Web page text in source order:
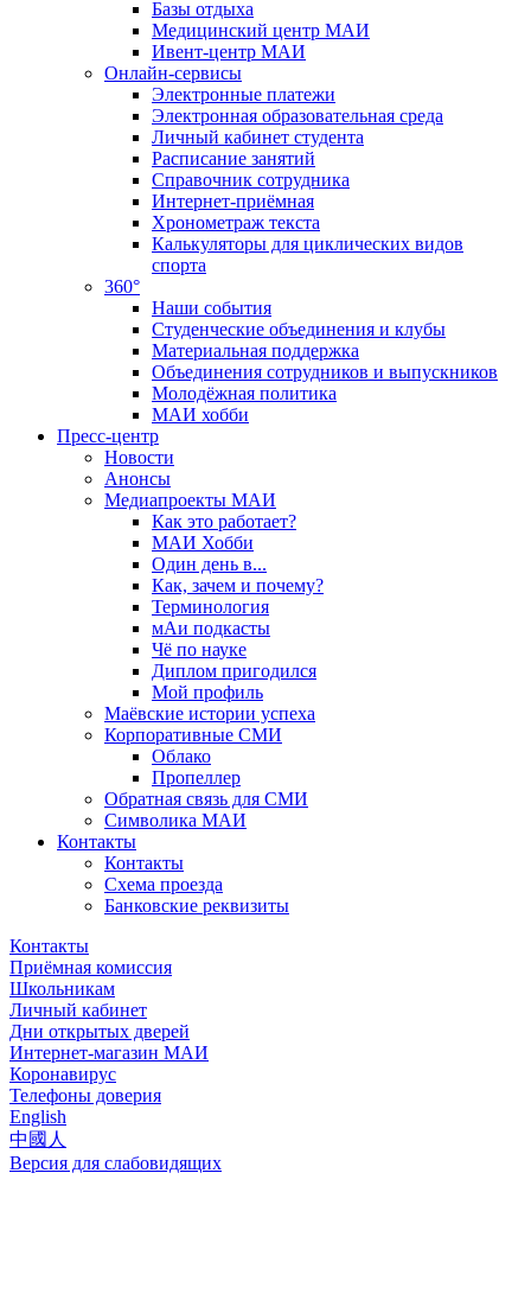
Базы отдыха
Медицинский центр МАИ
Ивент-центр МАИ
Онлайн-сервисы
Электронные платежи
Электронная образовательная среда
Личный кабинет студента
Расписание занятий
Справочник сотрудника
Интернет-приёмная
Хронометраж текста
Калькуляторы для циклических видов
спорта
360°
Наши события
Студенческие объединения и клубы
Материальная поддержка
Объединения сотрудников и выпускников
Молодёжная политика
МАИ хобби
Пресс-центр
Новости
Анонсы
Медиапроекты МАИ
Как это работает?
МАИ Хобби
Один день в...
Как, зачем и почему?
Терминология
мАи подкасты
Чё по науке
Диплом пригодился
Мой профиль
Маёвские истории успеха
Корпоративные СМИ
Облако
Пропеллер
Обратная связь для СМИ
Символика МАИ
Контакты
Контакты
Схема проезда
Банковские реквизиты
Контакты
Приёмная комиссия
Школьникам
Личный кабинет
Дни открытых дверей
Интернет-магазин МАИ
Коронавирус
Телефоны доверия
English
中國人
Версия для слабовидящих